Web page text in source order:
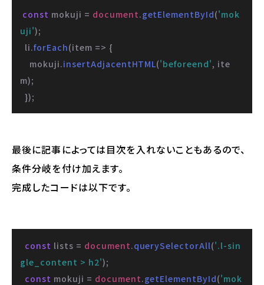
const mokuji = document.getElementById('mok
uji');
  li.
forEach(item => {
    mokuji.
insertAdjacentHTML('beforeend', ite
m);
  });
最後に記事によっては目次を入れないこともあるので、
条件分岐を付け加えます。
完成したコードは以下です。
const lists = document.querySelectorAll('.l-sin
gle_content > h2');
const mokuji = document.getElementById('mok